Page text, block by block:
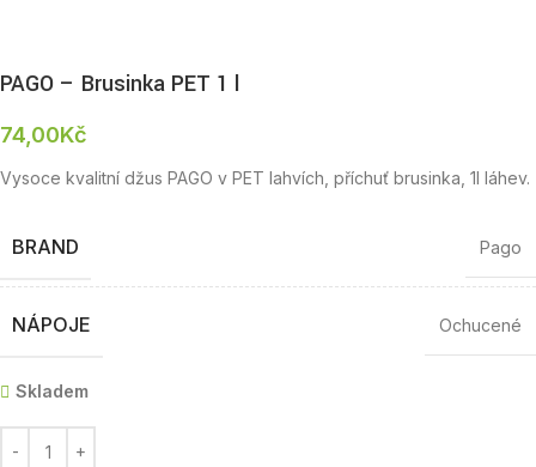
PAGO – Brusinka PET 1 l
74,00Kč
Vysoce kvalitní džus PAGO v PET lahvích, příchuť brusinka, 1l láhev.
BRAND Pago
NÁPOJE Ochucené
Skladem